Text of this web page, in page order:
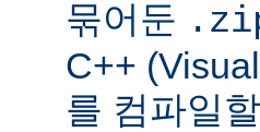
묶어둔
C++
를 컴파일